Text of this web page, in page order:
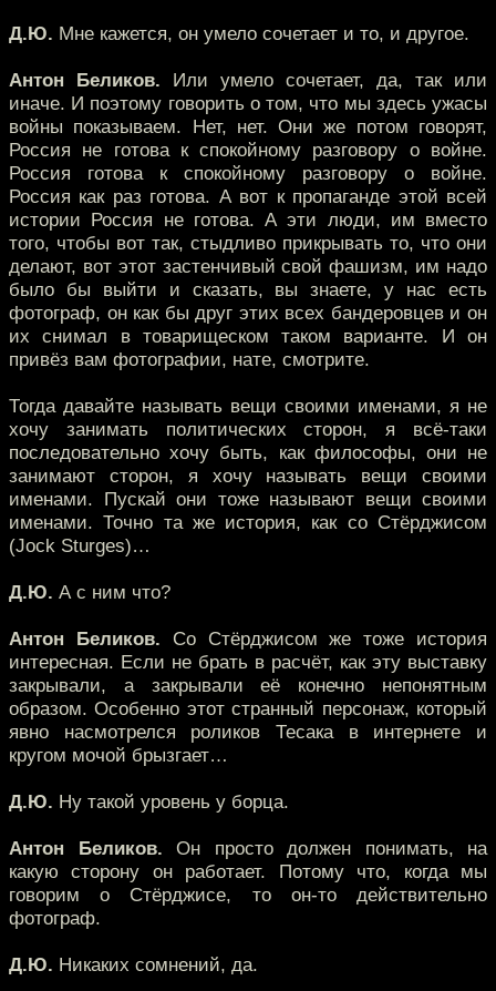
Д.Ю. Мне кажется, он умело сочетает и то, и другое.
Антон Беликов. Или умело сочетает, да, так или
иначе. И поэтому говорить о том, что мы здесь ужасы
войны показываем. Нет, нет. Они же потом говорят,
Россия не готова к спокойному разговору о войне.
Россия готова к спокойному разговору о войне.
Россия как раз готова. А вот к пропаганде этой всей
истории Россия не готова. А эти люди, им вместо
того, чтобы вот так, стыдливо прикрывать то, что они
делают, вот этот застенчивый свой фашизм, им надо
было бы выйти и сказать, вы знаете, у нас есть
фотограф, он как бы друг этих всех бандеровцев и он
их снимал в товарищеском таком варианте. И он
привёз вам фотографии, нате, смотрите.
Тогда давайте называть вещи своими именами, я не
хочу занимать политических сторон, я всё-таки
последовательно хочу быть, как философы, они не
занимают сторон, я хочу называть вещи своими
именами. Пускай они тоже называют вещи своими
именами. Точно та же история, как со Стёрджисом
(Jock Sturges)…
Д.Ю. А с ним что?
Антон Беликов. Со Стёрджисом же тоже история
интересная. Если не брать в расчёт, как эту выставку
закрывали, а закрывали её конечно непонятным
образом. Особенно этот странный персонаж, который
явно насмотрелся роликов Тесака в интернете и
кругом мочой брызгает…
Д.Ю. Ну такой уровень у борца.
Антон Беликов. Он просто должен понимать, на
какую сторону он работает. Потому что, когда мы
говорим о Стёрджисе, то он-то действительно
фотограф.
Д.Ю. Никаких сомнений, да.